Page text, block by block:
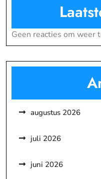
Geen reacties om weer
augustus 2026
juli 2026
juni 2026